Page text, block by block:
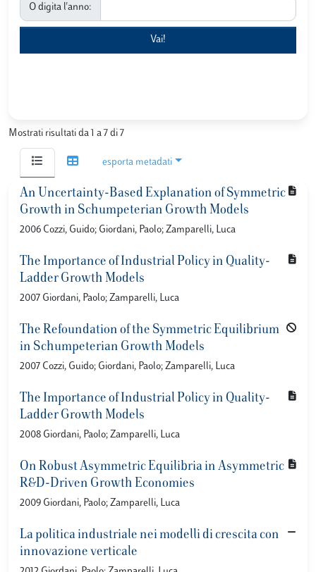
O digita l'anno:
Mostrati risultati da 1 a 7 di 7
esporta metadati
An Uncertainty-Based Explanation of Symmetric
Growth in Schumpeterian Growth Models
2006 Cozzi, Guido; Giordani, Paolo; Zamparelli, Luca
The Importance of Industrial Policy in Quality-
Ladder Growth Models
2007 Giordani, Paolo; Zamparelli, Luca
The Refoundation of the Symmetric Equilibrium
in Schumpeterian Growth Models
2007 Cozzi, Guido; Giordani, Paolo; Zamparelli, Luca
The Importance of Industrial Policy in Quality-
Ladder Growth Models
2008 Giordani, Paolo; Zamparelli, Luca
On Robust Asymmetric Equilibria in Asymmetric
R&D-Driven Growth Economies
2009 Giordani, Paolo; Zamparelli, Luca
La politica industriale nei modelli di crescita con
innovazione verticale